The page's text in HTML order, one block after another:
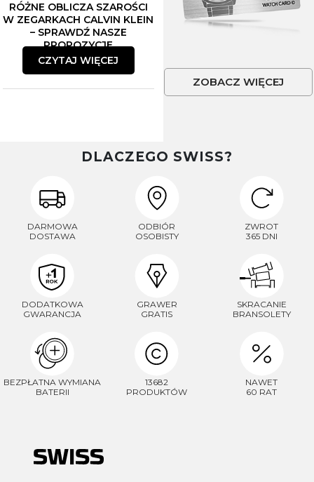
RÓŻNE OBLICZA SZAROŚCI
W ZEGARKACH CALVIN KLEIN
– SPRAWDŹ NASZE
PROPOZYCJE
CZYTAJ WIĘCEJ
ZOBACZ WIĘCEJ
DLACZEGO SWISS?
DARMOWA
DOSTAWA
ODBIÓR
OSOBISTY
ZWROT
365 DNI
DODATKOWA
GWARANCJA
GRAWER
GRATIS
SKRACANIE
BRANSOLETY
BEZPŁATNA WYMIANA
BATERII
13682
PRODUKTÓW
NAWET
60 RAT